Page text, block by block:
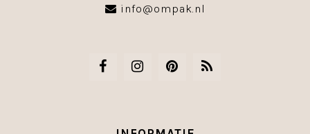
info@ompak.nl